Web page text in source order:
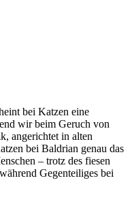
bei Katzen eine
wir beim Geruch von
angerichtet in alten
bei Baldrian genau das
– trotz des fiesen
Gegenteiliges bei